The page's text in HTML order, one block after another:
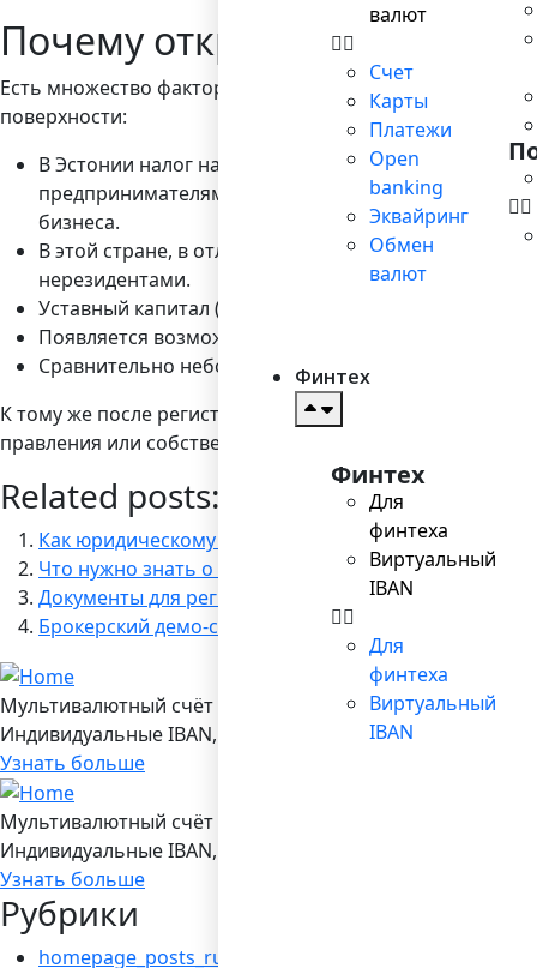
валют
Счет
Карты
Платежи
Open
banking
Эквайринг
Обмен
валют
Финтех
Финтех
Для
финтеха
Виртуальный
IBAN
Для
финтеха
Виртуальный
IBAN
Почему открыть компанию
Есть множество факторов, влияющих на приток новых
поверхности:
В Эстонии налог на прибыль компании составляет
предпринимателям, особенно тем, которые
бизнеса.
В этой стране, в отличие от других стран
нерезидентами.
Уставный капитал (минимальный его размер
Появляется возможность покупать жилье без
Сравнительно небольшой список видов
К тому же после регистрации компании появляется
правления или собственники компании могут
Related posts:
Как юридическому лицу открыть счет в иностранном
Что нужно знать о мобильном эквайринге
Документы для регистрации компаний: полный
Брокерский демо-счёт: особенности и назначение
Мультивалютный счёт в Bilderlings
Индивидуальные IBAN, 19 валют, платежы SEPA/ SEPA
Узнать больше
Мультивалютный счёт в Bilderlings
Индивидуальные IBAN, 19 валют, платежы SEPA/ SEPA
Узнать больше
Рубрики
homepage_posts_ru